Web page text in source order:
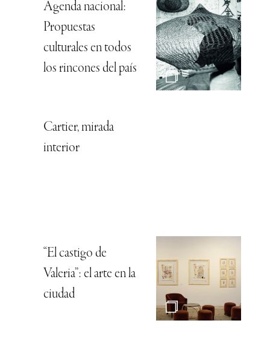
Agenda nacional:
Propuestas
culturales en todos
los rincones del país
Cartier, mirada
interior
“El castigo de
Valeria”: el arte en la
ciudad